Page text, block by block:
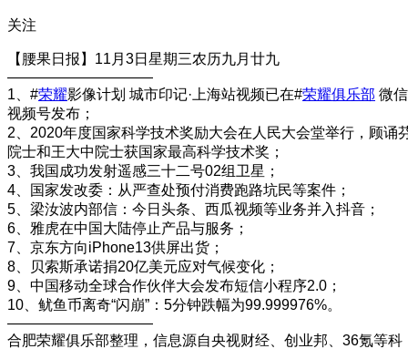
关注
【腰果日报】11月3日星期三农历九月廿九
——————————
1、#荣耀影像计划 城市印记·上海站视频已在#荣耀俱乐部 微信
视频号发布；
2、2020年度国家科学技术奖励大会在人民大会堂举行，顾诵
院士和王大中院士获国家最高科学技术奖；
3、我国成功发射遥感三十二号02组卫星；
4、​国家发改委：从严查处预付消费跑路坑民等案件；
5、梁汝波内部信：今日头条、西瓜视频等业务并入抖音；
6、雅虎在中国大陆停止产品与服务；
7、京东方向iPhone13供屏出货；
8、贝索斯承诺捐20亿美元应对气候变化；
9、中国移动全球合作伙伴大会发布短信小程序2.0；
10、鱿鱼币离奇“闪崩”：5分钟跌幅为99.999976%。
——————————
合肥荣耀俱乐部整理，信息源自央视财经、创业邦、36氪等科